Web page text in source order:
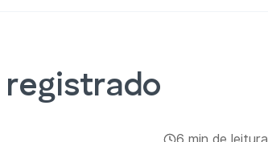
registrado